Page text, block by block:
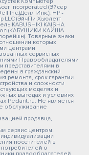
Incorporated (Эйсер
Inc.(Делл Инк.); HP -
LLC (ЭйчПи Хьюлетт
KABUSHIKI KAISHA
(КАБУШИКИ КАЙША
Товарные знаки
которых
центрами
сервисных
Правообладателями
в
в гражданский
ремонта, срок гарантии
и сложности
моделях и
выгодах и условиях
Pedant.ru. Не является
обслуживание
продавца,
сервис центром.
посетителей в
о